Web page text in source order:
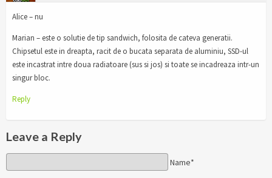
Alice – nu
Marian – este o solutie de tip sandwich, folosita de cateva generatii.
Chipsetul este in dreapta, racit de o bucata separata de aluminiu, SSD-ul
este incastrat intre doua radiatoare (sus si jos) si toate se incadreaza intr-un
singur bloc.
Reply
Leave a Reply
Name*